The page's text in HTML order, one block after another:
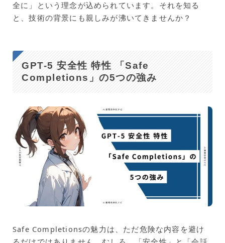
全に」という理念が込められています。それを知る
と、技術の背景にも親しみが沸いてきませんか？
GPT-5 安全性 特性 「Safe
Completions」の5つの強み
Safe Completionsの魅力は、ただ危険な内容を避け